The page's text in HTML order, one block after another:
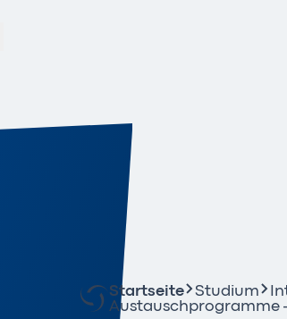
Startseite Studium
Austauschprogramme